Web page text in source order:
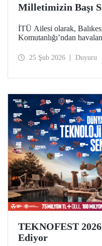
Milletimizin Başı
İTÜ Ailesi olarak,
Komutanlığı’ndan
Bnb. İbrahim Bolat’a
25 Şub 2026 Duyuru
TEKNOFEST
Ediyor